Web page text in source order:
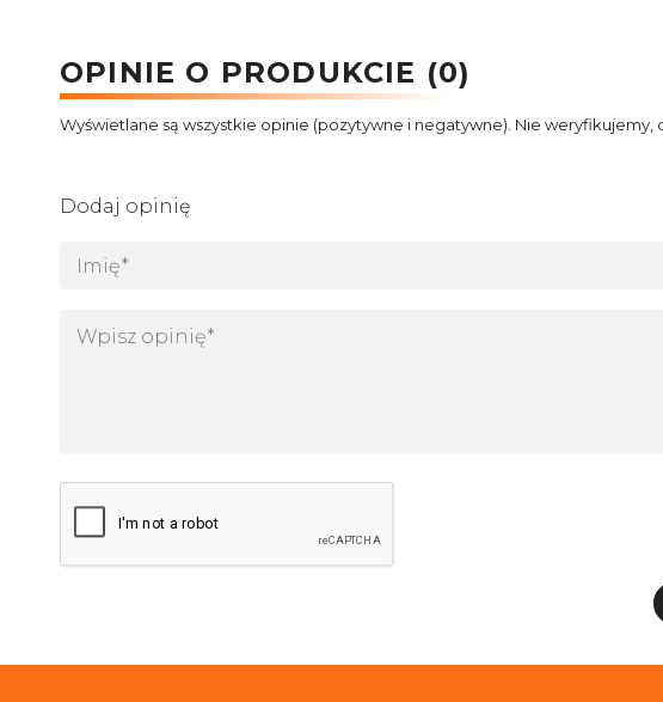
OPINIE O PRODUKCIE (0)
Wyświetlane są wszystkie opinie (pozytywne i negatywne). Nie
Dodaj opinię